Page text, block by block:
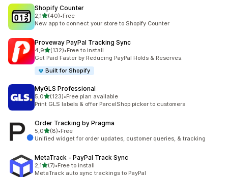
Shopify Counter
2,1av 5 stjerner
(40)
Totalt 40 omtaler
•Free
New app to connect your store to Shopify Counter
Proveway PayPal Tracking Sync
4,9av 5 stjerner
(132)
Totalt 132 omtaler
•Free to install
Get Paid Faster by Reducing PayPal Holds & Reserves.
Built for Shopify
MyGLS Professional
5,0av 5 stjerner
(123)
Totalt 123 omtaler
•Free plan available
Print GLS labels & offer ParcelShop picker to customers
Order Tracking by Pragma
5,0av 5 stjerner
(8)
Totalt 8 omtaler
•Free
Unified widget for order updates, customer queries, & tracking
MetaTrack ‑ PayPal Track Sync
2,1av 5 stjerner
(7)
Totalt 7 omtaler
•Free to install
MetaTrack auto sync trackings to PayPal